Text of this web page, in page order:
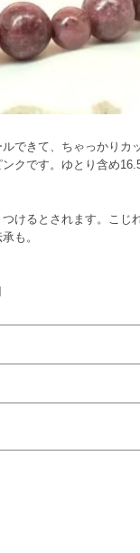
できて、ちゃっかりカ
クです。ゆとり含め
けるとされます。こじ
も。